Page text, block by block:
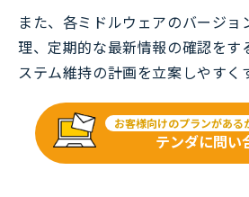
また、各ミドルウェアのバージョ
理、定期的な最新情報の確認をす
ステム維持の計画を立案しやすく
お客様向けのプランがある
テンダに問い